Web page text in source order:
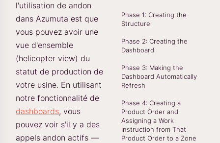
l'utilisation de andon
dans Azumuta est que
vous pouvez avoir une
vue d'ensemble
(helicopter view) du
statut de production de
votre usine. En utilisant
notre fonctionnalité de
dashboards, vous
pouvez voir s'il y a des
appels andon actifs —
Phase 1: Creating the
Structure
Phase 2: Creating the
Dashboard
Phase 3: Making the
Dashboard Automatically
Refresh
Phase 4: Creating a
Product Order and
Assigning a Work
Instruction from That
Product Order to a Zone